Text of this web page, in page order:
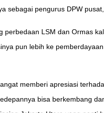
sebagai pengurus DPW
LSM dan Ormas
pun lebih ke
memberi apresiasi
bisa berkembang